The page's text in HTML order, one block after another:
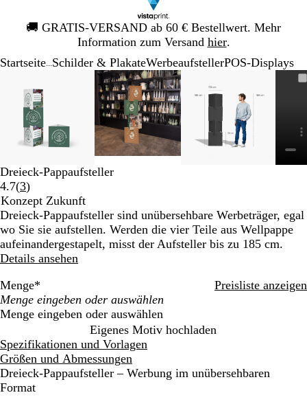
🚚 GRATIS-VERSAND ab 60 € Bestellwert. Mehr
Information zum Versand hier.
Galeriebild
1
Startseite Schilder & PlakateWerbeaufstellerPOS-Displays
Vergrößer-/verkleinerbares
Vergrößern
Verwenden
+
und
zum
und
die
Pfeiltasten
zum
Schwenken.
Vergrößer-/verkleinerbares
Bild
Zoom
auf
Minimum
Klicken
zum
Vergrößern
Verwenden
Sie
die
Tasten
+
und
die
Pfeiltasten
zum
Vergrößer-/
Bild
auf
Minimum
zum
Vergrößern
Sie
die
Tasten
+
und
die
Pfeiltasten
zum
Dreieck-Pappaufsteller
4.7(3Bewertungen
3
lesen
)
Konzept Zukunft
Dreieck-Pappaufsteller sind unübersehbare Werbeträger, egal
wo Sie sie aufstellen. Werden die vier Teile aus Wellpappe
aufeinandergestapelt, misst der Aufsteller bis zu 185 cm.
Details ansehen
Menge* Preisliste anzeigen
Menge eingeben oder auswählen
Eigenes Motiv hochladen
Spezifikationen und Vorlagen
Größen und Abmessungen
Dreieck-Pappaufsteller – Werbung im unübersehbaren
Format